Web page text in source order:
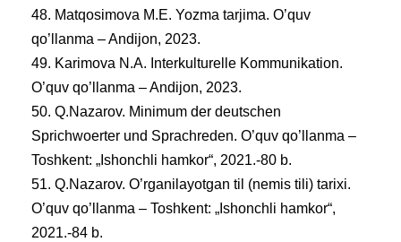
48. Matqosimova M.E. Yozma tarjima. O’quv
qo’llanma – Andijon, 2023.
49. Karimova N.A. Interkulturelle Kommunikation.
O’quv qo’llanma – Andijon, 2023.
50. Q.Nazarov. Minimum der deutschen
Sprichwoerter und Sprachreden. O’quv qo’llanma –
Toshkent: „Ishonchli hamkor“, 2021.-80 b.
51. Q.Nazarov. O’rganilayotgan til (nemis tili) tarixi.
O’quv qo’llanma – Toshkent: „Ishonchli hamkor“,
2021.-84 b.